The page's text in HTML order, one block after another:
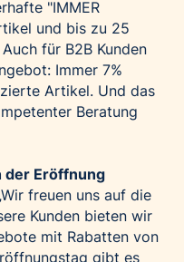
"IMMER
und bis zu 25
für B2B Kunden
Immer 7%
Artikel. Und das
Beratung
der Eröffnung
freuen uns auf die
Kunden bieten wir
mit Rabatten von
gibt es